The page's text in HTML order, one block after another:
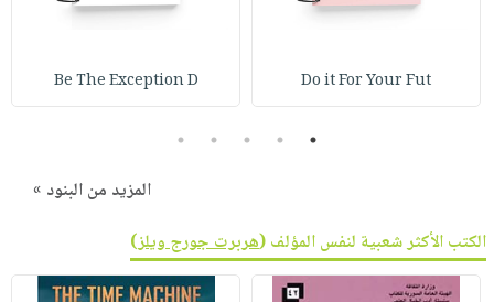
Do it For Your Fut
Be The Exception D
1
2
3
4
5
المزيد من البنود »
الكتب الأكثر شعبية لنفس المؤلف (هربرت جورج ويلز)